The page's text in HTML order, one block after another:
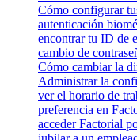
Cómo configurar
autenticación
encontrar tu ID de
cambio de
Cómo cambiar la
Administrar la
ver el horario de
preferencia en
acceder Factorial